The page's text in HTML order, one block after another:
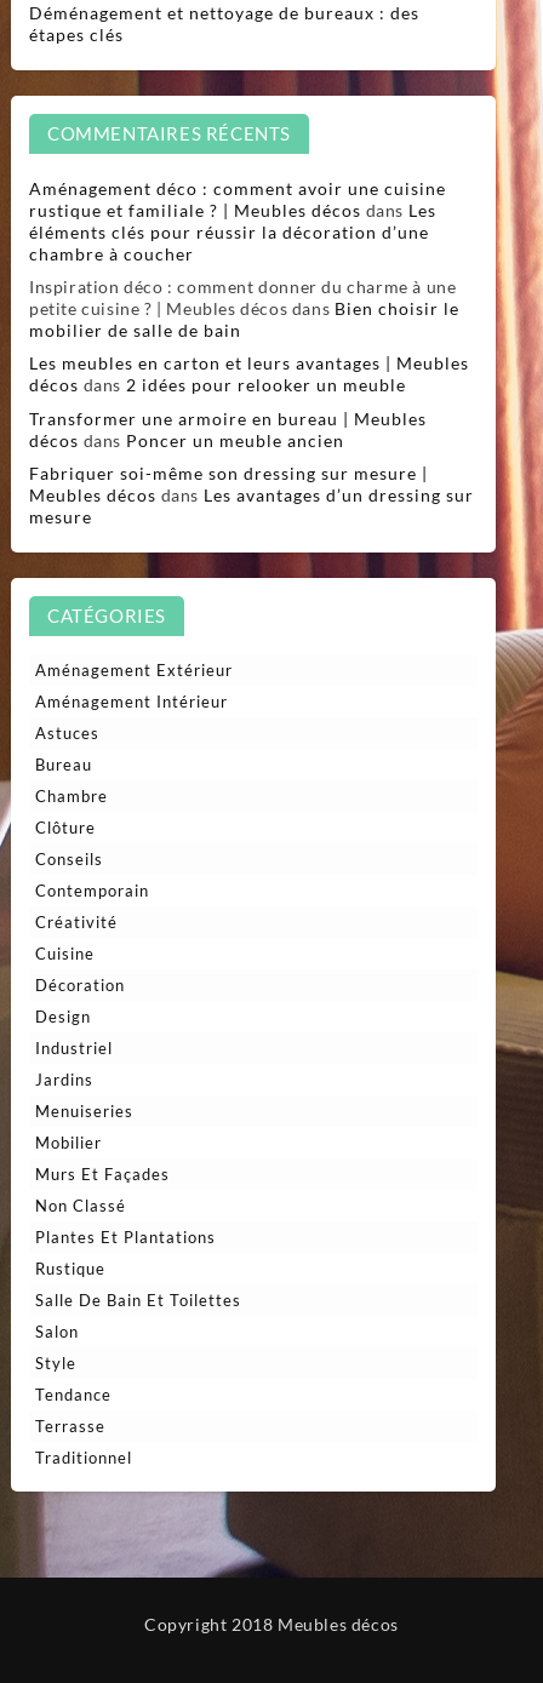
Déménagement et nettoyage de bureaux : des
étapes clés
COMMENTAIRES RÉCENTS
Aménagement déco : comment avoir une cuisine
rustique et familiale ? | Meubles décos dans Les
éléments clés pour réussir la décoration d’une
chambre à coucher
Inspiration déco : comment donner du charme à une
petite cuisine ? | Meubles décos dans Bien choisir le
mobilier de salle de bain
Les meubles en carton et leurs avantages | Meubles
décos dans 2 idées pour relooker un meuble
Transformer une armoire en bureau | Meubles
décos dans Poncer un meuble ancien
Fabriquer soi-même son dressing sur mesure |
Meubles décos dans Les avantages d’un dressing sur
mesure
CATÉGORIES
Aménagement Extérieur
Aménagement Intérieur
Astuces
Bureau
Chambre
Clôture
Conseils
Contemporain
Créativité
Cuisine
Décoration
Design
Industriel
Jardins
Menuiseries
Mobilier
Murs Et Façades
Non Classé
Plantes Et Plantations
Rustique
Salle De Bain Et Toilettes
Salon
Style
Tendance
Terrasse
Traditionnel
Copyright 2018 Meubles décos